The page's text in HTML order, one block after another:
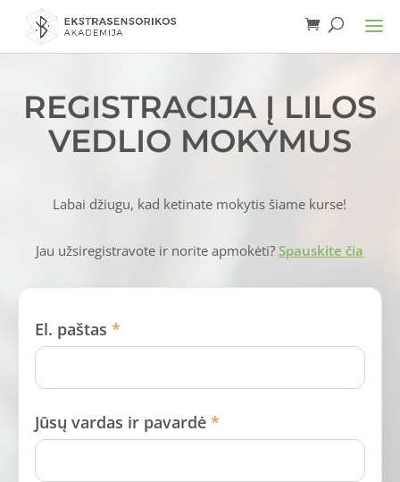
REGISTRACIJA Į LILOS
VEDLIO MOKYMUS
Labai džiugu, kad ketinate mokytis šiame kurse!
Jau užsiregistravote ir norite apmokėti?Spauskite čia
El. paštas*
Jūsų vardas ir pavardė*